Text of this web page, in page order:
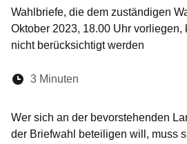
Wahlbriefe, die dem zuständigen
Oktober 2023, 18.00 Uhr vorliegen,
nicht berücksichtigt werden
Lesedauer:
3 Minuten
Wer sich an der bevorstehenden
der Briefwahl beteiligen will, muss